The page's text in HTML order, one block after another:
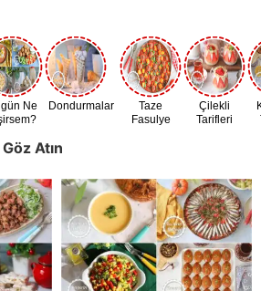
Ne
Dondurmalar
Taze
Fasulye
Çilekli
Tarifleri
Atın